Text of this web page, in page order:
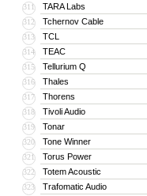
311 TARA Labs
312 Tchernov Cable
313 TCL
314 TEAC
315 Tellurium Q
316 Thales
317 Thorens
318 Tivoli Audio
319 Tonar
320 Tone Winner
321 Torus Power
322 Totem Acoustic
323 Trafomatic Audio